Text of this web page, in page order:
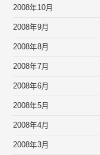
2008年10月
2008年9月
2008年8月
2008年7月
2008年6月
2008年5月
2008年4月
2008年3月